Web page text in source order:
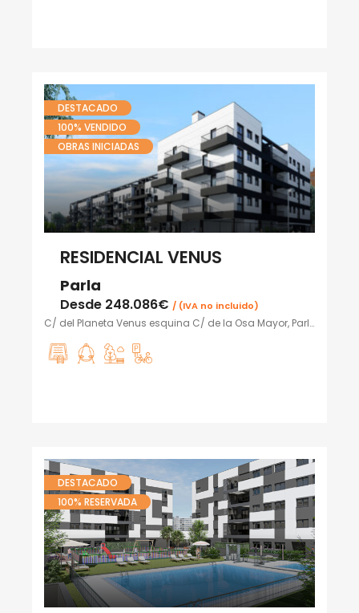
DESTACADO
100% VENDIDO
OBRAS INICIADAS
RESIDENCIAL VENUS
Parla
Desde 248.086€ / (IVA no incluido)
C/ del Planeta Venus esquina C/ de la Osa Mayor, Parla
DESTACADO
100% RESERVADA